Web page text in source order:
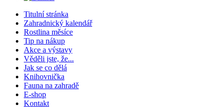
Titulní stránka
Zahradnický kalendář
Rostlina měsíce
Tip na nákup
Akce a výstavy
Věděli jste, že...
Jak se co dělá
Knihovnička
Fauna na zahradě
E-shop
Kontakt